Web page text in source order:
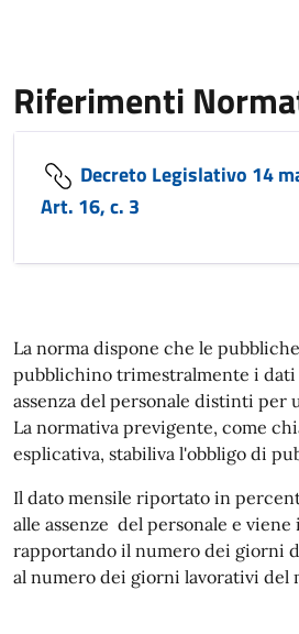
Riferimenti
Decreto Legislativo 14
Art. 16, c. 3
La norma dispone che le
pubblichino trimestralmente i dati
assenza del personale distinti per
La normativa previgente, come
esplicativa, stabiliva l'obbligo di
Il dato mensile riportato in
alle assenze del personale e
rapportando il numero dei giorni
al numero dei giorni lavorativi del